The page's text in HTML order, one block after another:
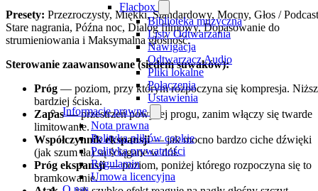
Flacbox
Biblioteka muzyczna
Listy Odtwarzania
Nawigacja
Odtwarzacz Audio
Pliki lokalne
Połączenia
Ustawienia
Informacje prawne
Nota prawna
Polityka plików cookie
Polityka prywatności
Regulamin
Umowa licencyjna
Presety: Przezroczysty, Miękki, Standardowy, Mocny, Głos /
Stare nagrania, Późna noc, Dialog filmowy, Dopasowanie do
strumieniowania i Maksymalna głośność.
Sterowanie zaawansowane (siedem suwaków):
Próg — poziom, przy którym rozpoczyna się kompresja.
bardziej ściska.
Zapas— przestrzeń powyżej progu, zanim włączy się twarde
limitowanie.
Współczynnik ekspansji— jak mocno bardzo ciche dźwięki
(jak szum tła) są ściągane w dół.
Próg ekspansji— poziom, poniżej którego rozpoczyna się to
bramkowanie.